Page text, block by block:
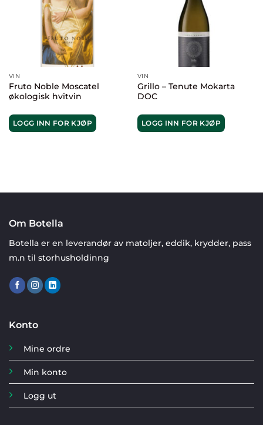
VIN
Fruto Noble Moscatel
økologisk hvitvin
LOGG INN FOR KJØP
VIN
Grillo – Tenute Mokarta
DOC
LOGG INN FOR KJØP
Om Botella
Botella er en leverandør av matoljer, eddik, krydder, pass
m.n til storhusholdinng
Konto
Mine ordre
Min konto
Logg ut